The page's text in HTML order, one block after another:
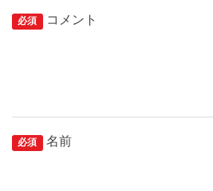
必須 コメント
必須 名前